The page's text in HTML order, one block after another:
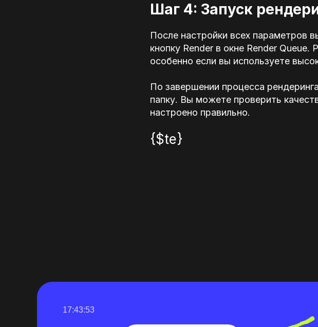
Шаг 4: Запуск
После настройки всех параметров
кнопку Render в окне Render
особенно если вы используете
По завершении процесса
папку. Вы можете проверить
настроено правильно.
{$te}
17:43:52